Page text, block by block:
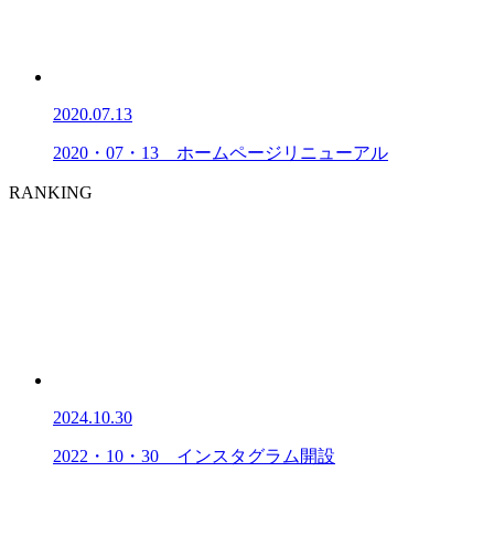
2020.07.13
2020・07・13 ホームページリニューアル
RANKING
2024.10.30
2022・10・30 インスタグラム開設